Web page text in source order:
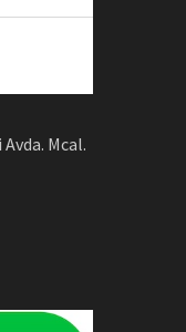
Mcal.